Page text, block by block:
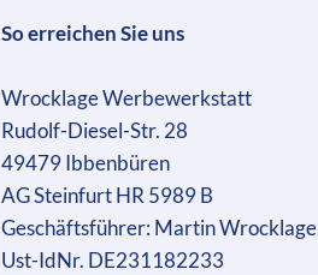
So erreichen Sie uns
Wrocklage Werbewerkstatt
Rudolf-Diesel-Str. 28
49479 Ibbenbüren
AG Steinfurt HR 5989 B
Geschäftsführer: Martin Wrocklage
Ust-IdNr. DE231182233